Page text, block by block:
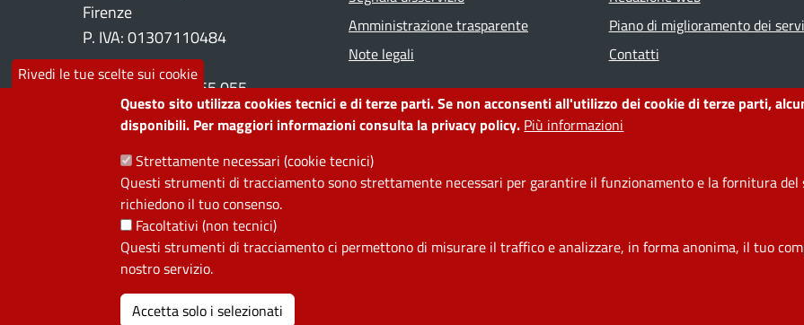
Rivedi le tue scelte sui cookie
Questo sito utilizza cookies tecnici e di terze parti. Se non acconsenti all'utilizzo dei cookie di terze parti,
disponibili. Per maggiori informazioni consulta la privacy policy. Più informazioni
Strettamente necessari (cookie tecnici)
Questi strumenti di tracciamento sono strettamente necessari per garantire il funzionamento e la fornitura
richiedono il tuo consenso.
Facoltativi (non tecnici)
Questi strumenti di tracciamento ci permettono di misurare il traffico e analizzare, in forma anonima, il tuo
nostro servizio.
Accetta solo i selezionati
Firenze
P. IVA: 01307110484
Contact center: 055 055
Amministrazione trasparente
Note legali
Piano di miglioramento dei
Contatti
PRIVACY
Useful links section
La Privacy nel Comune
PRIVACY